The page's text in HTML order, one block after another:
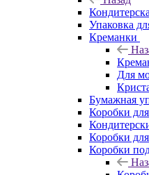
Упаковка
Креманки
Для
Бумажная
Коробки
Коробки
Коробки